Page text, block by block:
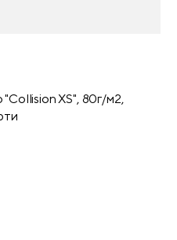
"Collision XS", 80г/м2,